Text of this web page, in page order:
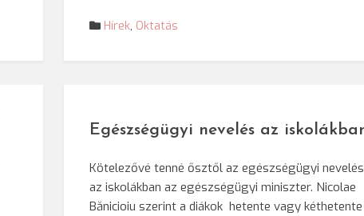
Hírek, Oktatás
Egészségügyi nevelés az
Kötelezővé tenné ősztől az egészségügyi
az iskolákban az egészségügyi miniszter. Nicolae
Bănicioiu szerint a diákok hetente vagy kéthetente